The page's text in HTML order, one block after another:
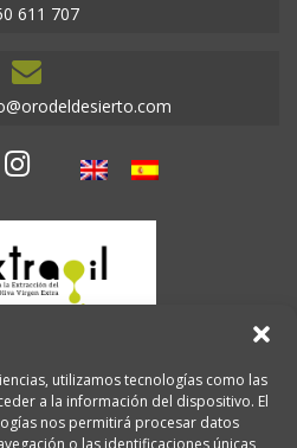
utilizamos tecnologías como las
a la información del dispositivo. El
nos permitirá procesar datos
o las identificaciones únicas
611 707